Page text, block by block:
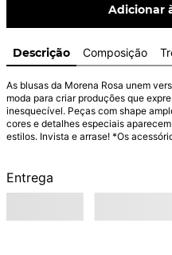
Adicionar
Descrição Composição
As blusas da Morena Rosa unem
moda para criar produções que
inesquecível. Peças com shape
cores e detalhes especiais
estilos. Invista e arrase! *Os
Entrega